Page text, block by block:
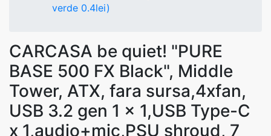
verde 0.4lei)
CARCASA be quiet! "PURE
BASE 500 FX Black", Middle
Tower, ATX, fara sursa,4xfan,
USB 3.2 gen 1 x 1,USB Type-C
x 1,audio+mic,PSU shroud, 7